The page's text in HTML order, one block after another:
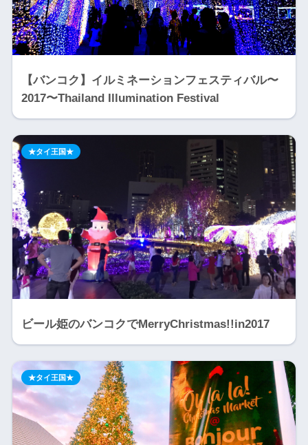
【バンコク】イルミネーションフェスティバル〜
2017〜Thailand Illumination Festival
ビール姫のバンコクでMerryChristmas!!in2017
★タイ王国★
★タイ王国★